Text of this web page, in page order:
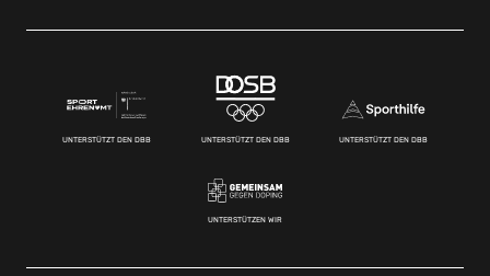
UNTERSTÜTZT DEN DBB UNTERSTÜTZT DEN DBB UNTERSTÜTZT DEN DBB
UNTERSTÜTZEN WIR